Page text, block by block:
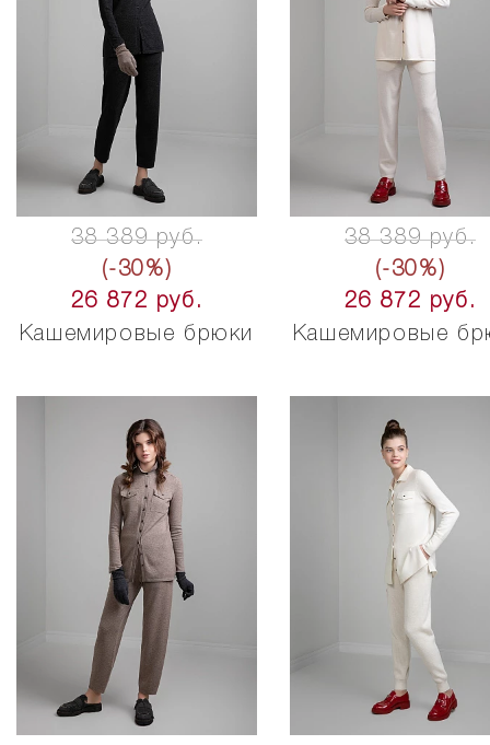
38 389 руб.
(-30%)
26 872 руб.
Кашемировые брюки
38 389 руб.
(-30%)
26 872 руб.
Кашемировые